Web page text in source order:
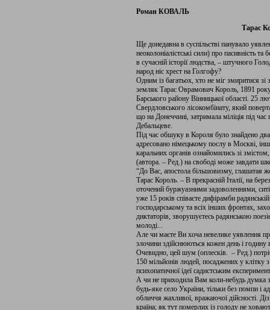
Роман КОВАЛЬ
Тарас
Ще донедавна в суспільстві панувало
неоколоніалістські сили) про пасивність
в сучасній історії людства, – штучного
народ ніc хрест на Голгофу?
Одним із багатьох, хто не міг змиритися
земляк Тарас Оврамович Король, 1891
Барського району Вінницької області. 25
Свердловського лісокомбінату, який
що на Донеччині, затримала міліція під час
Дебальцеве.
Під час обшуку в Короля було знайдено
адресовано німецькому послу в Москві,
каральних органів ознайомились зі
(автора. – Ред.) на свободі може завдати
“До Вас, апостола більшовизму, глашатая
Тарас Король. – В прекрасній Італії, на
оточений буржуазними задоволеннями,
уже 15 років співаєте дифірамби
господарському та всіх інших фронтах,
диктаторів, зворушуєтесь радянською
молоді...
Але чи маєте Ви хоча невелике уявлення
злочини здійснюються кожен день і годину
Очевидно, цей шум (оплесків. – Ред.)
150 мільйонів людей, посаджених у клітку
психопатичної ідеї садистським
А чи не приходила Вам коли-небудь думка
будь-яке село України, тільки без помпи і
обличчя жахливої, вражаючої дійсності.
країна; як тут померлих із голоду не